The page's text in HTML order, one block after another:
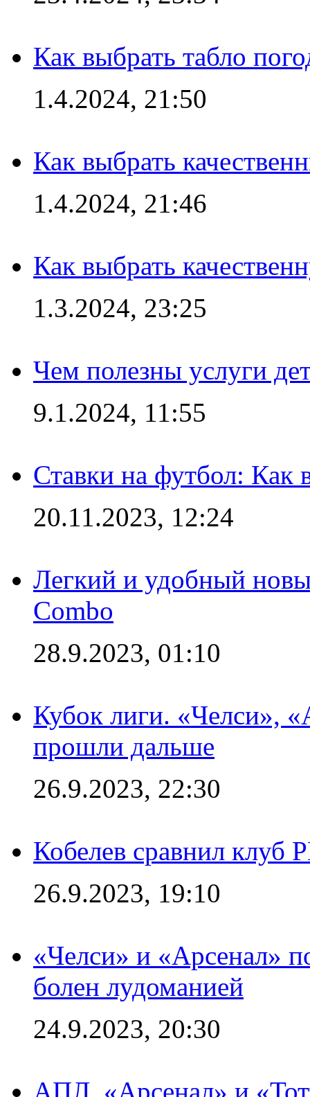
Как выбрать табло
1.4.2024, 21:50
Как выбрать
1.4.2024, 21:46
Как выбрать
1.3.2024, 23:25
Чем полезны услуги
9.1.2024, 11:55
Ставки на футбол: Как
20.11.2023, 12:24
Легкий и удобный
Combo
28.9.2023, 01:10
Кубок лиги. «Челси»,
прошли дальше
26.9.2023, 22:30
Кобелев сравнил клуб
26.9.2023, 19:10
«Челси» и «Арсенал»
болен лудоманией
24.9.2023, 20:30
АПЛ. «Арсенал» и